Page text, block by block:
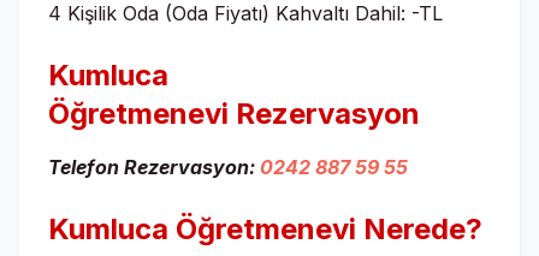
4 Kişilik Oda (Oda Fiyatı) Kahvaltı Dahil: -TL
Kumluca
Öğretmenevi Rezervasyon
Telefon Rezervasyon: 0242 887 59 55
Kumluca Öğretmenevi Nerede?